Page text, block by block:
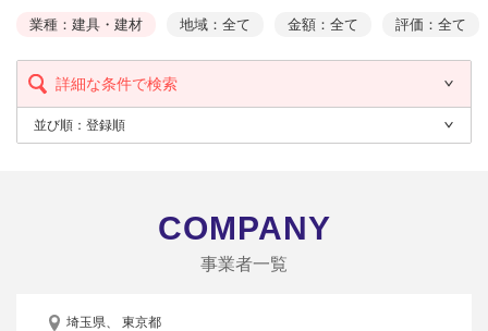
業種：建具・建材 地域：全て 金額：全て 評価：全て
詳細な条件で検索
並び順： 登録順
COMPANY
事業者一覧
埼玉県、 東京都